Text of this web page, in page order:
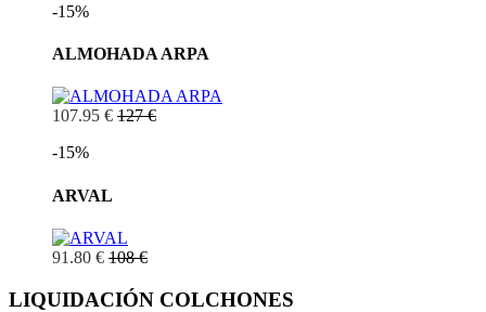
-15%
ALMOHADA ARPA
107.95 € 127 €
-15%
ARVAL
91.80 € 108 €
LIQUIDACIÓN COLCHONES